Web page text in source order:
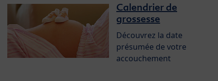
Calendrier de
grossesse
Découvrez la date
présumée de votre
accouchement